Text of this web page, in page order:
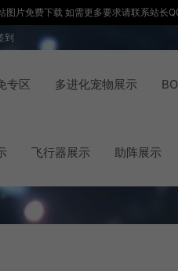
片免费下载 如需更多要求请联系站
到
专区 多进化宠物展示
飞行器展示 助阵展示